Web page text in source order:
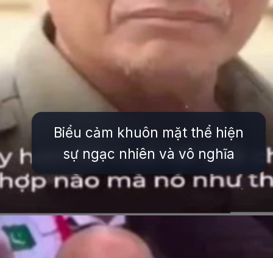
Biểu cảm khuôn mặt thể hiện
sự ngạc nhiên và vô nghĩa
Đang mởhttps://issiloo.edu.vn/meme-that-vo-nghia